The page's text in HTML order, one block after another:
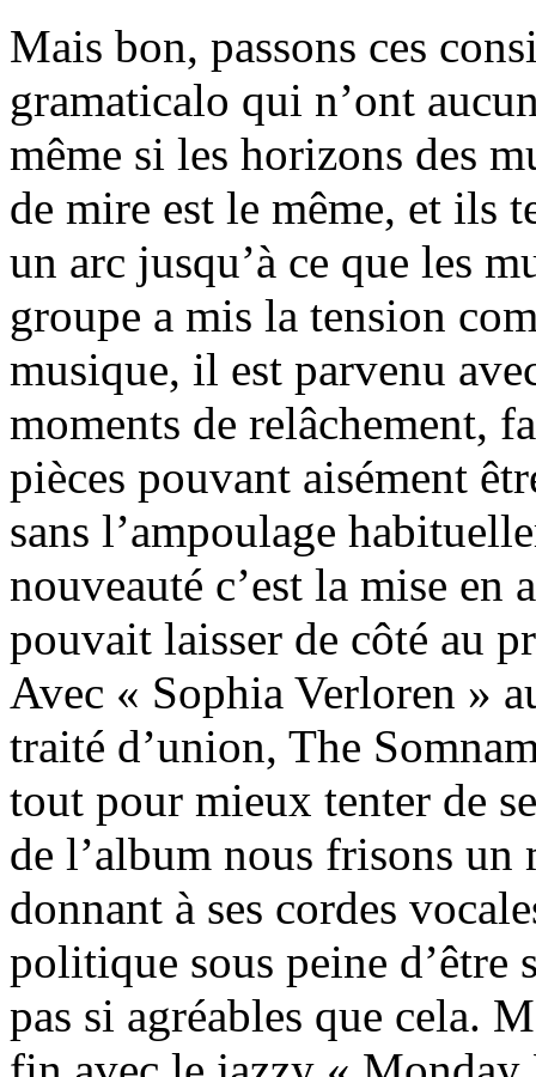
Mais bon, passons ces
gramaticalo qui n’ont
même si les horizons des
de mire est le même, et ils
un arc jusqu’à ce que les
groupe a mis la tension
musique, il est parvenu
moments de relâchement,
pièces pouvant aisément
sans l’ampoulage
nouveauté c’est la mise en
pouvait laisser de côté au
Avec « Sophia Verloren »
traité d’union, The
tout pour mieux tenter de
de l’album nous frisons
donnant à ses cordes
politique sous peine d’être
pas si agréables que cela.